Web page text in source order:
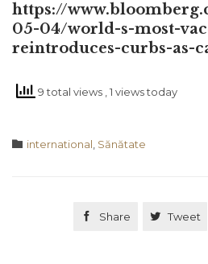
https://
05-04/world-s-most-
reintroduces-curbs-as-
9 total views , 1 views today
 Category
international Sănătate
 Share  Tweet